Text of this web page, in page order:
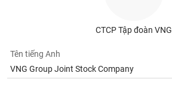
CTCP Tập đoàn VNG
Tên tiếng Anh
VNG Group Joint Stock Company